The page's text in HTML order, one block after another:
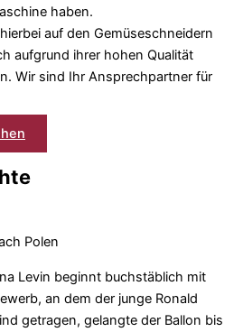
haben.
auf den Gemüseschneidern
aufgrund ihrer hohen Qualität
Wir sind Ihr Ansprechpartner für
Polen
Levin beginnt buchstäblich mit
an dem der junge Ronald
getragen, gelangte der Ballon bis